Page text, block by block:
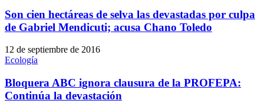
Son cien hectáreas de selva las devastadas por culpa
de Gabriel Mendicuti; acusa Chano Toledo
12 de septiembre de 2016
Ecología
Bloquera ABC ignora clausura de la PROFEPA:
Continúa la devastación